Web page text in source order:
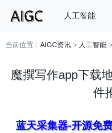
人工智能
搜索
当前位置：AIGC资讯 > 人工智能
魔撰写作app下载
件
蓝天采集器-开源免